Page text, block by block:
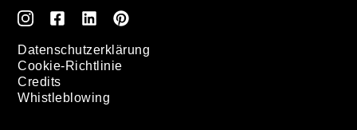
Datenschutzerklärung
Cookie-Richtlinie
Credits
Whistleblowing